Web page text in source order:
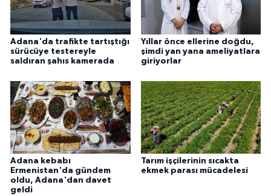
Adana'da trafikte tartıştığı
sürücüye testereyle
saldıran şahıs kamerada
Yıllar önce ellerine doğdu,
şimdi yan yana ameliyatlara
giriyorlar
Adana kebabı
Ermenistan'da gündem
oldu, Adana'dan davet
geldi
Tarım işçilerinin sıcakta
ekmek parası mücadelesi